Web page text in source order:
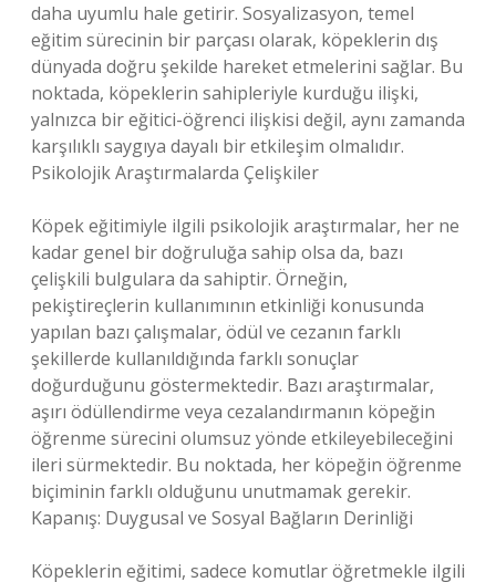
daha uyumlu hale getirir. Sosyalizasyon, temel
eğitim sürecinin bir parçası olarak, köpeklerin dış
dünyada doğru şekilde hareket etmelerini sağlar. Bu
noktada, köpeklerin sahipleriyle kurduğu ilişki,
yalnızca bir eğitici-öğrenci ilişkisi değil, aynı zamanda
karşılıklı saygıya dayalı bir etkileşim olmalıdır.
Psikolojik Araştırmalarda Çelişkiler
Köpek eğitimiyle ilgili psikolojik araştırmalar, her ne
kadar genel bir doğruluğa sahip olsa da, bazı
çelişkili bulgulara da sahiptir. Örneğin,
pekiştireçlerin kullanımının etkinliği konusunda
yapılan bazı çalışmalar, ödül ve cezanın farklı
şekillerde kullanıldığında farklı sonuçlar
doğurduğunu göstermektedir. Bazı araştırmalar,
aşırı ödüllendirme veya cezalandırmanın köpeğin
öğrenme sürecini olumsuz yönde etkileyebileceğini
ileri sürmektedir. Bu noktada, her köpeğin öğrenme
biçiminin farklı olduğunu unutmamak gerekir.
Kapanış: Duygusal ve Sosyal Bağların Derinliği
Köpeklerin eğitimi, sadece komutlar öğretmekle ilgili